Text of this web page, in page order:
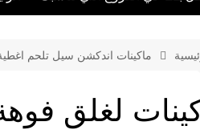
ماكينات اندكشن سيل تلحم اغطية
لغلق